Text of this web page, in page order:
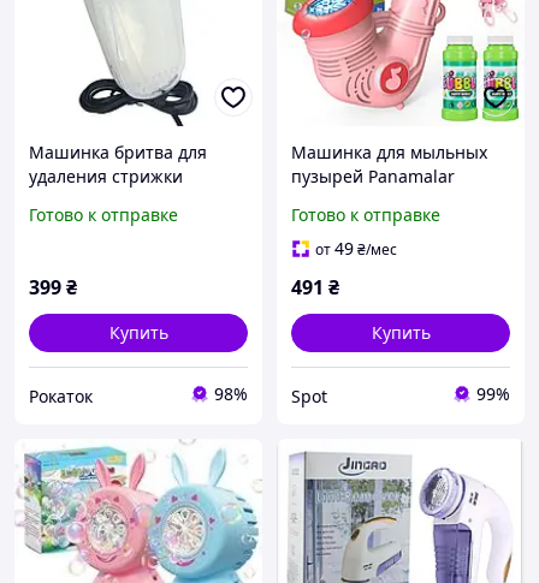
Машинка бритва для
удаления стрижки
катышков на одежде JTY-
Готово к отправке
399₴
Купить
Рокаток 98%
Машинка для мыльных
пузырей Panamalar
розовая 10000 пузырей в
минуту с 2 баночками 110
Готово к отправке
от49₴/мес
491 ₴
Купить
Spot 99%